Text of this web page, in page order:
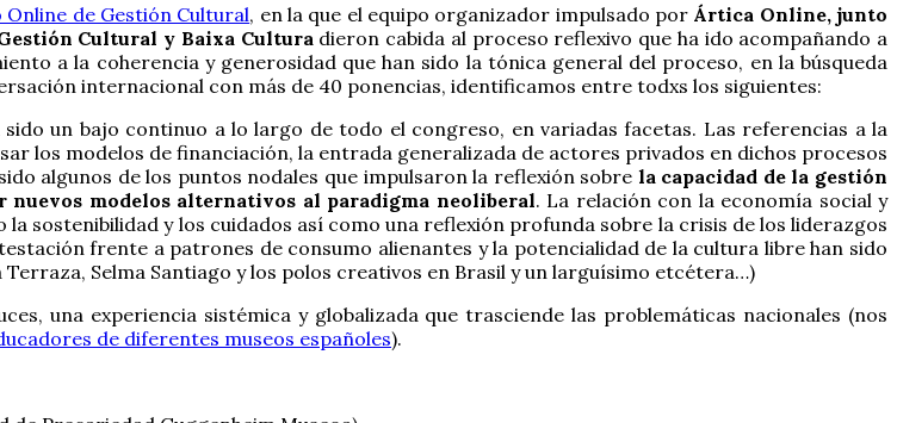
Online de Gestión Cultural, en la que el equipo organizador impulsado por Ártica Online, junto
Cultural y Baixa Cultura dieron cabida al proceso reflexivo que ha ido acompañando a
a la coherencia y generosidad que han sido la tónica general del proceso, en la búsqueda
internacional con más de 40 ponencias, identificamos entre todxs los siguientes:
un bajo continuo a lo largo de todo el congreso, en variadas facetas. Las referencias a la
los modelos de financiación, la entrada generalizada de actores privados en dichos procesos
algunos de los puntos nodales que impulsaron la reflexión sobre la capacidad de la gestión
modelos alternativos al paradigma neoliberal. La relación con la economía social y
sostenibilidad y los cuidados así como una reflexión profunda sobre la crisis de los liderazgos
frente a patrones de consumo alienantes y la potencialidad de la cultura libre han sido
Selma Santiago y los polos creativos en Brasil y un larguísimo etcétera…)
una experiencia sistémica y globalizada que trasciende las problemáticas nacionales (nos
de diferentes museos españoles).